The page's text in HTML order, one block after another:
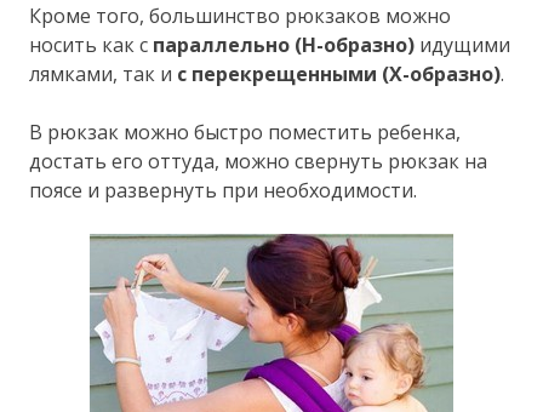
Кроме того, большинство рюкзаков можно
носить как с параллельно (Н-образно) идущими
лямками, так и с перекрещенными (Х-образно).
В рюкзак можно быстро поместить ребенка,
достать его оттуда, можно свернуть рюкзак на
поясе и развернуть при необходимости.